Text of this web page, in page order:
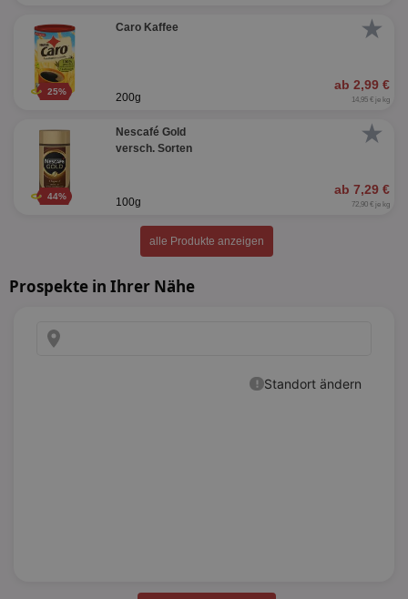
★
25%
Caro Kaffee
ab 2,99 €
200g 14,95 € je kg
★
44%
Nescafé Gold
versch. Sorten
ab 7,29 €
100g 72,90 € je kg
alle Produkte anzeigen
Prospekte in Ihrer Nähe